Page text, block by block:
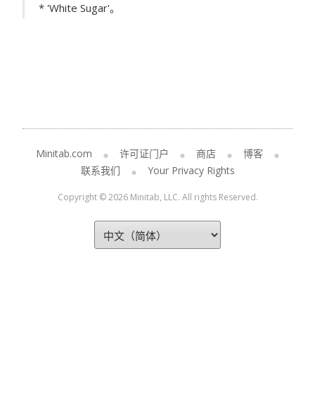
* 'White Sugar'。
Minitab.com 许可证门户 商店
博客
联系我们
Your Privacy Rights
Copyright © 2026 Minitab, LLC. All rights Reserved.